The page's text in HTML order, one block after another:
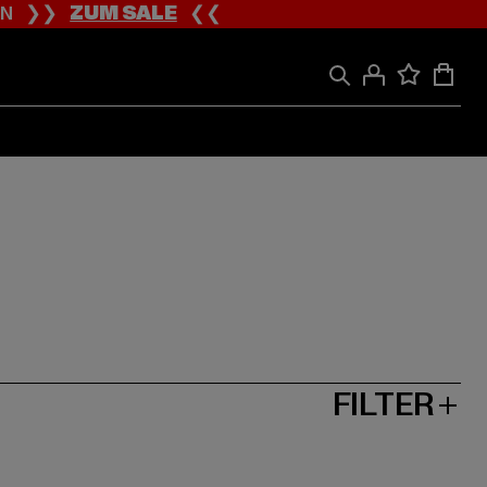
❯❯ZUM SALE❮❮
FILTER